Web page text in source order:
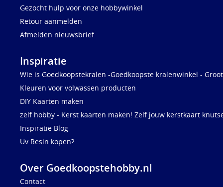
Gezocht hulp voor onze hobbywinkel
Retour aanmelden
Afmelden nieuwsbrief
Inspiratie
Wie is Goedkoopstekralen -Goedkoopste kralenwinkel -
Kleuren voor volwassen producten
DIY Kaarten maken
zelf hobby - Kerst kaarten maken! Zelf jouw kerstkaart
Inspiratie Blog
Uv Resin kopen?
Over Goedkoopstehobby.nl
Contact